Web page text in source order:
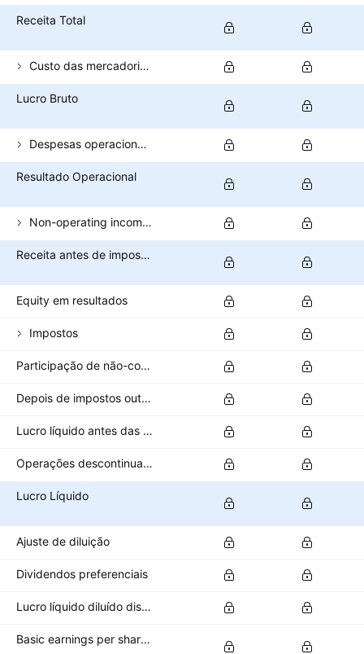
Receita Total
Custo das mercadorias vendidas
Lucro Bruto
Despesas operacionais (excl. CPV)
Resultado Operacional
Non-operating income (total)
Receita antes de impostos
Equity em resultados
Impostos
Participação de não-controladores/minoritários
Depois de impostos outras receitas/despesas
Lucro líquido antes das operações descontinuadas
Operações descontinuadas
Lucro Líquido
Ajuste de diluição
Dividendos preferenciais
Lucro líquido diluído disponível para acionistas ordinários
Basic earnings per share (basic EPS)